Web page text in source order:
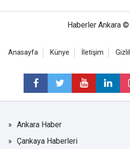
Haberler Ankara
Anasayfa Künye İletişim
Ankara Haber
Çankaya Haberleri